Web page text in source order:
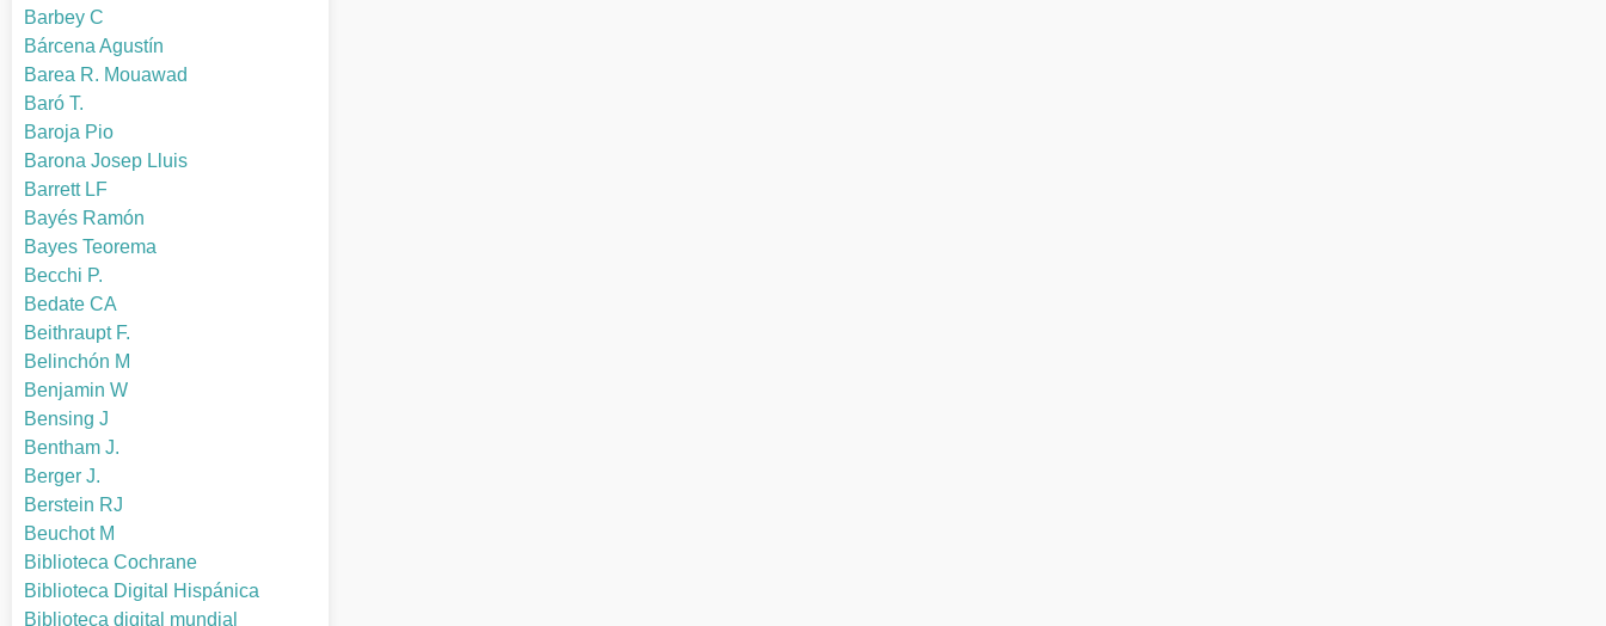
Barbey C
Bárcena Agustín
Barea R. Mouawad
Baró T.
Baroja Pio
Barona Josep Lluis
Barrett LF
Bayés Ramón
Bayes Teorema
Becchi P.
Bedate CA
Beithraupt F.
Belinchón M
Benjamin W
Bensing J
Bentham J.
Berger J.
Berstein RJ
Beuchot M
Biblioteca Cochrane
Biblioteca Digital Hispánica
Biblioteca digital mundial